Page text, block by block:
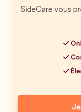
SideCare vous